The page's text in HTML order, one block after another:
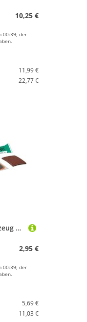
10,25 €
00:39; der
11,99 €
22,77 €
Rema Tip Top TT 02 Flickzeug Touring
2,95 €
00:39; der
5,69 €
11,03 €